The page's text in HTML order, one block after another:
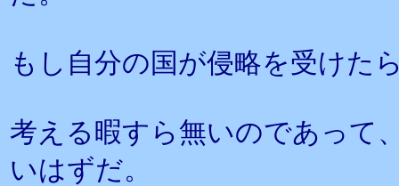
もし自分の国が侵略を受けた
考える暇すら無いのであって
いはずだ。